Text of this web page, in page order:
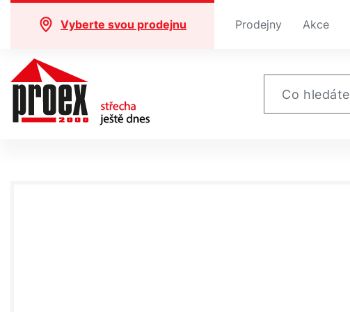
Vyberte svou prodejnu Prodejny Akce